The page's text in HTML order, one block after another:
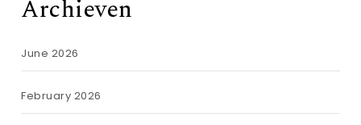
Archieven
June 2026
February 2026